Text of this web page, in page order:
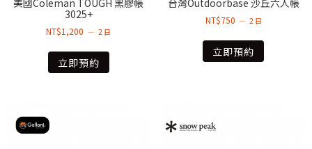
美國Coleman TOUGH 黑膠帳
3025+
NT$1,200 2 日
立即預約
台灣Outdoorbase 沙丘六人帳
NT$750 2 日
立即預約